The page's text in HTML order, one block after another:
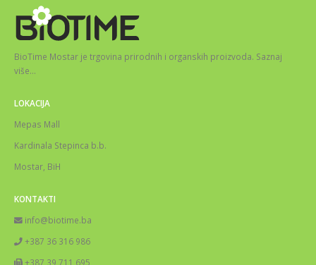
BioTime Mostar je trgovina prirodnih i organskih proizvoda. Saznaj
više…
LOKACIJA
Mepas Mall
Kardinala Stepinca b.b.
Mostar, BiH
KONTAKTI
info@biotime.ba
+387 36 316 986
+387 39 711 695